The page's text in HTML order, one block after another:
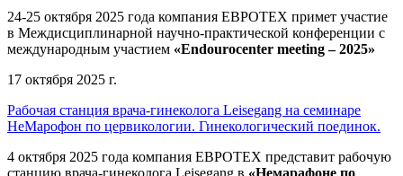
24-25 октября 2025 года компания ЕВРОТЕХ примет участие
в Междисциплинарной научно-практической конференции с
международным участием «Endourocenter meeting – 2025»
17 октября 2025 г.
Рабочая станция врача-гинеколога Leisegang на семинаре
НеМарофон по цервикологии. Гинекологический поединок.
4 октября 2025 года компания ЕВРОТЕХ представит рабочую
станцию врача-гинеколога Leisegang в «Немарафоне по